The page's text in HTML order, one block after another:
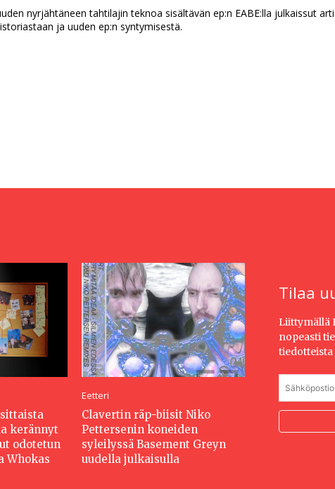
nyrjähtäneen tahtilajin teknoa sisältävän ep:n EABE:lla julkaissut
ja uuden ep:n syntymisestä.
kerännyt
odotetun
Whokas
Eetteri
Clavertin räp-biisit Niko
Pettersenin koneiden
syleilyssä Basement Greyn
uudella julkaisulla
Tilaa
Liittymällä
nopeasti